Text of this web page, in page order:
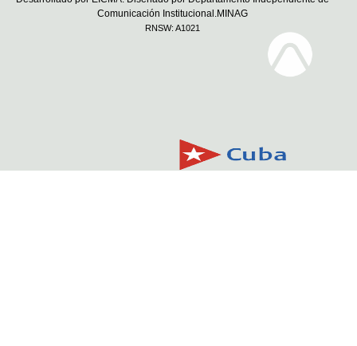
Comunicación Institucional.MINAG
RNSW: A1021